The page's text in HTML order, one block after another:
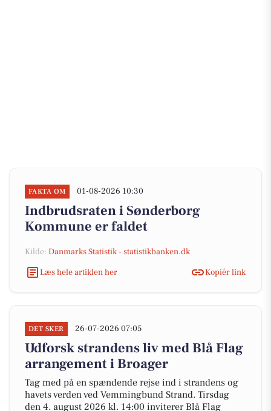
FAKTA OM 01-08-2026 10:30
Indbrudsraten i Sønderborg
Kommune er faldet
Kilde: Danmarks Statistik - statistikbanken.dk
Læs hele artiklen her
Kopiér link
DET SKER 26-07-2026 07:05
Udforsk strandens liv med Blå Flag
arrangement i Broager
Tag med på en spændende rejse ind i strandens og
havets verden ved Vemmingbund Strand. Tirsdag
den 4. august 2026 kl. 14:00 inviterer Blå Flag